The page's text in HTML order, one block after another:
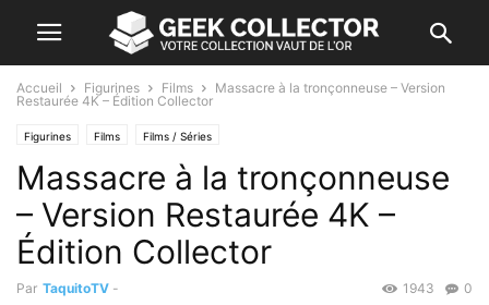
Accueil Figurines Films
Massacre à la tronçonneuse – Version
Restaurée 4K – Édition Collector
Figurines Films Films / Séries
Massacre à la tronçonneuse
– Version Restaurée 4K –
Édition Collector
Par TaquitoTV - 0
1943